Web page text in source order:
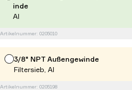
inde
Al
Artikelnummer: 0205010
3/8" NPT Außengewinde
Filtersieb, Al
Artikelnummer: 0205198